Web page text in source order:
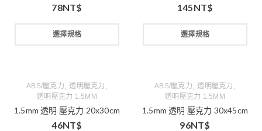
78NT$
選擇規格
145NT$
選擇規格
ABS/壓克力 ,透明壓克力
透明壓克力 1.5MM
1.5mm 透明 壓克力 20x30cm
46NT$
ABS/壓克力 ,透明壓克力
透明壓克力 1.5MM
1.5mm 透明 壓克力 30x45cm
96NT$